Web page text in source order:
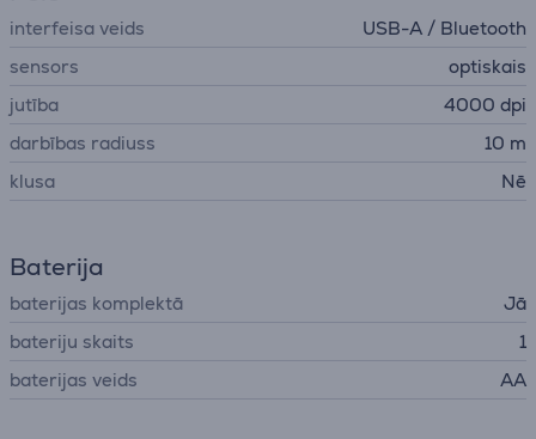
interfeisa veids
USB-A / Bluetooth
sensors
optiskais
jutība
4000 dpi
darbības radiuss
10 m
klusa
Nē
Baterija
baterijas komplektā
Jā
bateriju skaits
1
baterijas veids
AA